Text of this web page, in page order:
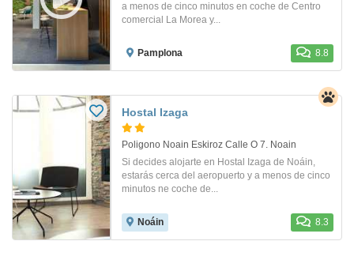
a menos de cinco minutos en coche de Centro
comercial La Morea y...
Pamplona 8.8
Hostal Izaga
Poligono Noain Eskiroz Calle O 7. Noain
Si decides alojarte en Hostal Izaga de Noáin,
estarás cerca del aeropuerto y a menos de cinco
minutos ne coche de...
Noáin 8.3